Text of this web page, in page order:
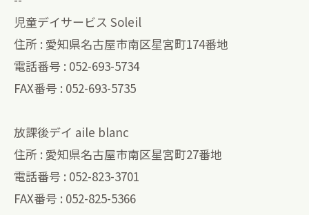
児童デイサービス Soleil
住所 : 愛知県名古屋市南区星宮町174番地
電話番号 : 052-693-5734
FAX番号 : 052-693-5735
放課後デイ aile blanc
住所 : 愛知県名古屋市南区星宮町27番地
電話番号 : 052-823-3701
FAX番号 : 052-825-5366